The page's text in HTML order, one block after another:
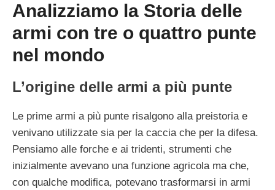
Analizziamo la Storia delle
armi con tre o quattro punte
nel mondo
L’origine delle armi a più punte
Le prime armi a più punte risalgono alla preistoria e
venivano utilizzate sia per la caccia che per la difesa.
Pensiamo alle forche e ai tridenti, strumenti che
inizialmente avevano una funzione agricola ma che,
con qualche modifica, potevano trasformarsi in armi